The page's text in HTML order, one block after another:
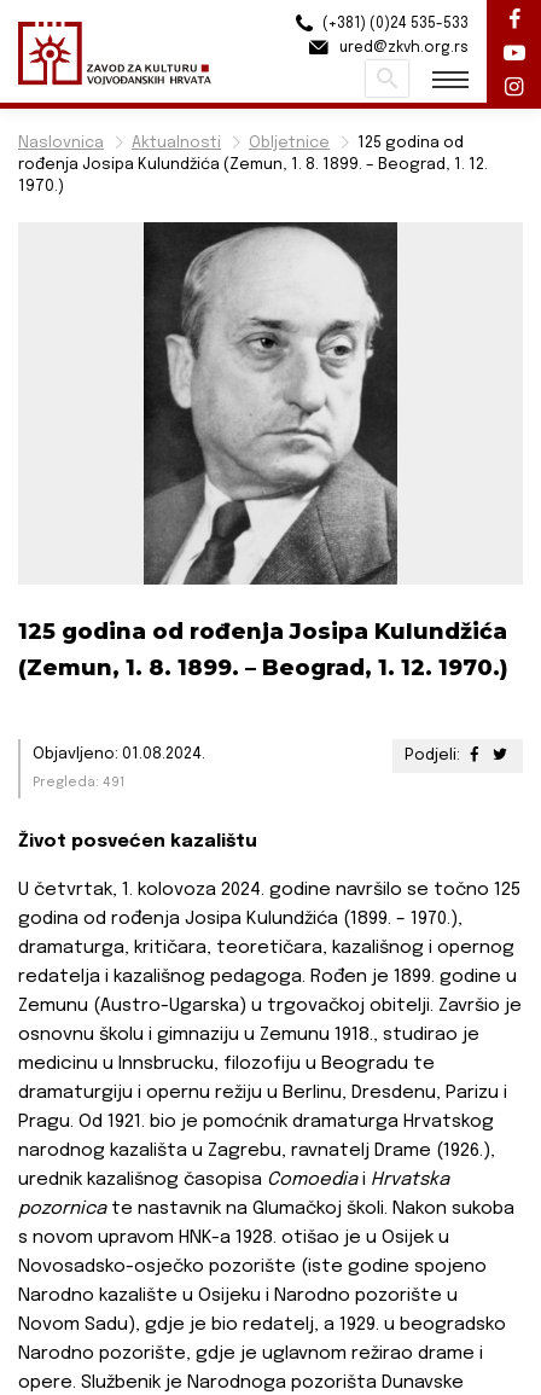
Naslovnica Aktualnosti Obljetnice
125 godina od
rođenja Josipa Kulundžića (Zemun, 1. 8. 1899. – Beograd, 1. 12.
1970.)
125 godina od rođenja Josipa Kulundžića
(Zemun, 1. 8. 1899. – Beograd, 1. 12. 1970.)
Podjeli:
Objavljeno: 01.08.2024.
Pregleda: 491
Život posvećen kazalištu
U četvrtak, 1. kolovoza 2024. godine navršilo se točno 125
godina od rođenja Josipa Kulundžića (1899. – 1970.),
dramaturga, kritičara, teoretičara, kazališnog i opernog
redatelja i kazališnog pedagoga. Rođen je 1899. godine u
Zemunu (Austro-Ugarska) u trgovačkoj obitelji. Završio je
osnovnu školu i gimnaziju u Zemunu 1918., studirao je
medicinu u Innsbrucku, filozofiju u Beogradu te
dramaturgiju i opernu režiju u Berlinu, Dresdenu, Parizu i
Pragu. Od 1921. bio je pomoćnik dramaturga Hrvatskog
narodnog kazališta u Zagrebu, ravnatelj Drame (1926.),
urednik kazališnog časopisa Comoediai Hrvatska
pozornicate nastavnik na Glumačkoj školi. Nakon sukoba
s novom upravom HNK-a 1928. otišao je u Osijek u
Novosadsko-osječko pozorište (iste godine spojeno
Narodno kazalište u Osijeku i Narodno pozorište u
Novom Sadu), gdje je bio redatelj, a 1929. u beogradsko
Narodno pozorište, gdje je uglavnom režirao drame i
opere. Službenik je Narodnoga pozorišta Dunavske
(+381) (0)24 535-533
ured@zkvh.org.rs
Pretraži